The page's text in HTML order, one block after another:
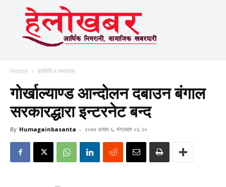
Home प्रविधि र व्यवसाय
गोर्खाल्याण्ड आन्दोलन दबाउन बंगाल
सरकारद्धारा इन्टरनेट बन्द
By Humagainbasanta - २०७४ असार ६, मंगलवार ०६:२०